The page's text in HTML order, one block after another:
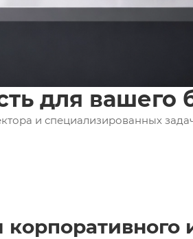
для вашего
и специализированных